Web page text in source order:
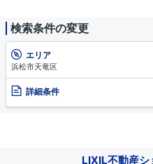
検索条件の変更
エリア
浜松市天竜区
詳細条件
LIXIL不動産